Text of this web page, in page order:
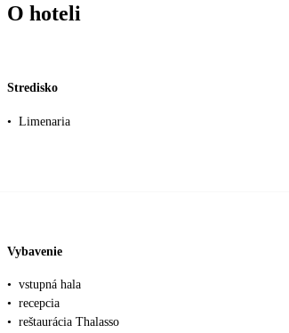
O hoteli
Stredisko
• Limenaria
Vybavenie
• vstupná hala
• recepcia
• reštaurácia Thalasso